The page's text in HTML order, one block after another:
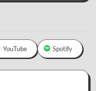
YouTube Spotify